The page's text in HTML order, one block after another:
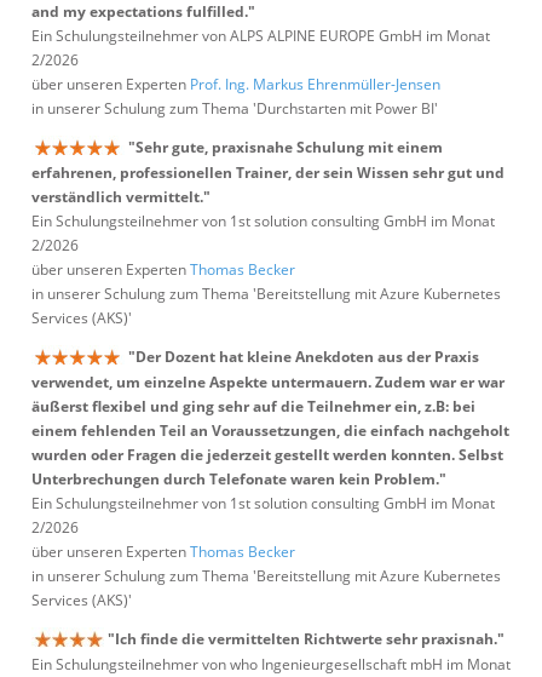
and my expectations fulfilled."
Ein Schulungsteilnehmer von ALPS ALPINE EUROPE GmbH im Monat
2/2026
über unseren Experten Prof. Ing. Markus Ehrenmüller-Jensen
in unserer Schulung zum Thema 'Durchstarten mit Power BI'
"Sehr gute, praxisnahe Schulung mit einem
erfahrenen, professionellen Trainer, der sein Wissen sehr gut und
verständlich vermittelt."
Ein Schulungsteilnehmer von 1st solution consulting GmbH im Monat
2/2026
über unseren ExpertenThomas Becker
in unserer Schulung zum Thema 'Bereitstellung mit Azure Kubernetes
Services (AKS)'
"Der Dozent hat kleine Anekdoten aus der Praxis
verwendet, um einzelne Aspekte untermauern. Zudem war er war
äußerst flexibel und ging sehr auf die Teilnehmer ein, z.B: bei
einem fehlenden Teil an Voraussetzungen, die einfach nachgeholt
wurden oder Fragen die jederzeit gestellt werden konnten. Selbst
Unterbrechungen durch Telefonate waren kein Problem."
Ein Schulungsteilnehmer von 1st solution consulting GmbH im Monat
2/2026
über unseren ExpertenThomas Becker
in unserer Schulung zum Thema 'Bereitstellung mit Azure Kubernetes
Services (AKS)'
"Ich finde die vermittelten Richtwerte sehr praxisnah."
Ein Schulungsteilnehmer von who Ingenieurgesellschaft mbH im Monat